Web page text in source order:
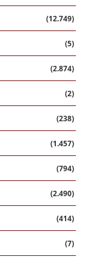
(12.749)
(5)
(2.874)
(2)
(238)
(1.457)
(794)
(2.490)
(414)
(7)